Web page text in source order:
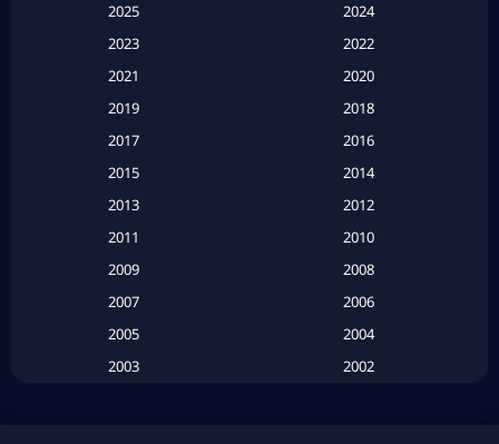
Based on a True Story สร้างจากเรื่องจริง(2)
Based on a True Story เรื่องจริง (20)
Based on a True Story เรื่องจริง (16)
2025
2024
2023
2022
2021
2020
2019
2018
2017
2016
2015
2014
2013
2012
2011
2010
2009
2008
2007
2006
2005
2004
2003
2002